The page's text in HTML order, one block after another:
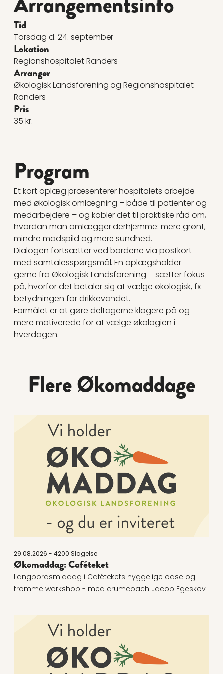
Tid
Torsdag d. 24. september
Lokation
Regionshospitalet Randers
Arrangør
Økologisk Landsforening og Regionshospitalet
Randers
Pris
35 kr.
Program
Et kort oplæg præsenterer hospitalets arbejde
med økologisk omlægning – både til patienter og
medarbejdere – og kobler det til praktiske råd om,
hvordan man omlægger derhjemme: mere grønt,
mindre madspild og mere sundhed.
Dialogen fortsætter ved bordene via postkort
med samtalesspørgsmål. En oplægsholder –
gerne fra Økologisk Landsforening – sætter fokus
på, hvorfor det betaler sig at vælge økologisk, fx
betydningen for drikkevandet.
Formålet er at gøre deltagerne klogere på og
mere motiverede for at vælge økologien i
hverdagen.
Flere Økomaddage
29.08.2026 - 4200 Slagelse
Økomaddag: Caféteket
Langbordsmiddag i Cafétekets hyggelige oase og
tromme workshop - med drumcoach Jacob Egeskov